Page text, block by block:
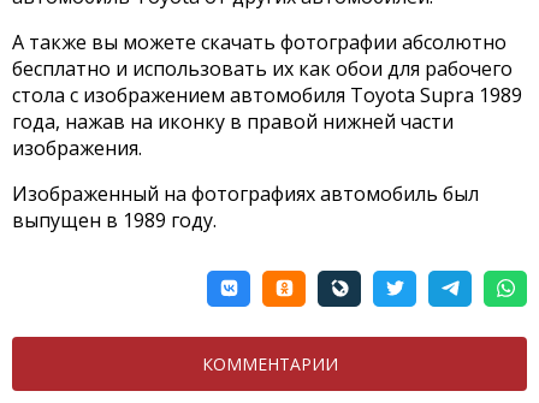
А также вы можете скачать фотографии абсолютно
бесплатно и использовать их как обои для рабочего
стола с изображением автомобиля Toyota Supra 1989
года, нажав на иконку в правой нижней части
изображения.
Изображенный на фотографиях автомобиль был
выпущен в 1989 году.
КОММЕНТАРИИ